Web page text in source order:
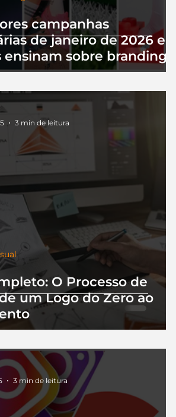
campanhas
de janeiro de 2026 e
ensinam sobre branding
O Processo de
um Logo do Zero ao
3 min de leitura
3 min de leitura